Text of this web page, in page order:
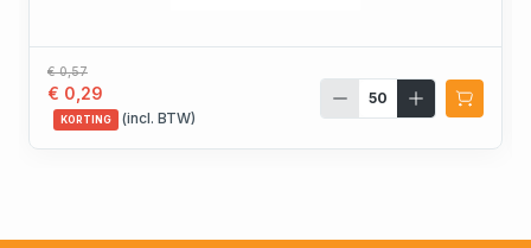
€ 0,57
€ 0,29
KORTING (incl. BTW)